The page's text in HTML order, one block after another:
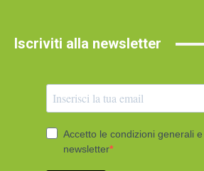
Iscriviti alla newsletter